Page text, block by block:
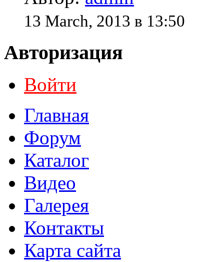
13 March, 2013 в 13:50
Авторизация
Войти
Главная
Форум
Каталог
Видео
Галерея
Контакты
Карта сайта